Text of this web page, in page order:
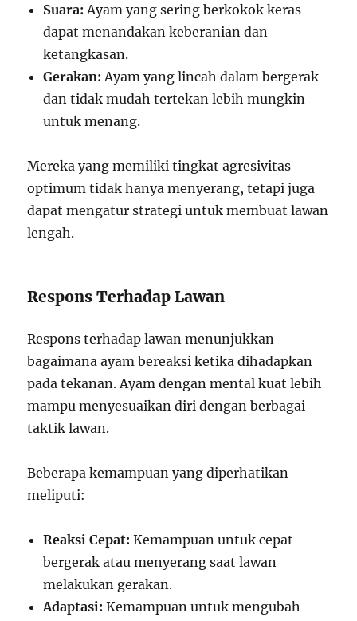
Suara: Ayam yang sering berkokok keras
dapat menandakan keberanian dan
ketangkasan.
Gerakan: Ayam yang lincah dalam bergerak
dan tidak mudah tertekan lebih mungkin
untuk menang.
Mereka yang memiliki tingkat agresivitas
optimum tidak hanya menyerang, tetapi juga
dapat mengatur strategi untuk membuat lawan
lengah.
Respons Terhadap Lawan
Respons terhadap lawan menunjukkan
bagaimana ayam bereaksi ketika dihadapkan
pada tekanan. Ayam dengan mental kuat lebih
mampu menyesuaikan diri dengan berbagai
taktik lawan.
Beberapa kemampuan yang diperhatikan
meliputi:
Reaksi Cepat: Kemampuan untuk cepat
bergerak atau menyerang saat lawan
melakukan gerakan.
Adaptasi: Kemampuan untuk mengubah